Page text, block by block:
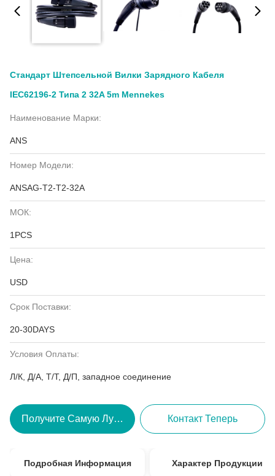
Стандарт Штепсельной Вилки Зарядного Кабеля
IEC62196-2 Типа 2 32A 5m Mennekes
Наименование Марки:
ANS
Номер Модели:
ANSAG-T2-T2-32A
МОК:
1PCS
Цена:
USD
Срок Поставки:
20-30DAYS
Условия Оплаты:
Л/К, Д/А, Т/Т, Д/П, западное соединение
Получите Самую Лучшую Цену Контакт Теперь
Подробная Информация Характер Продукции